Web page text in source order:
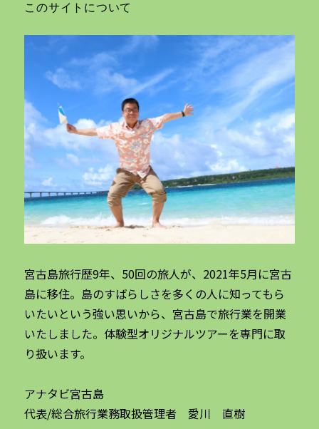
このサイトについて
宮古島旅行歴9年、50回の旅人が、2021年5月に宮古
島に移住。島のすばらしさを多くの人に知ってもら
いたいという強い思いから、宮古島で旅行業を開業
いたしました。体験型オリジナルツアーを専門に取
り扱います。
アナタビ宮古島
代表/総合旅行業務取扱管理者 愛川 直樹